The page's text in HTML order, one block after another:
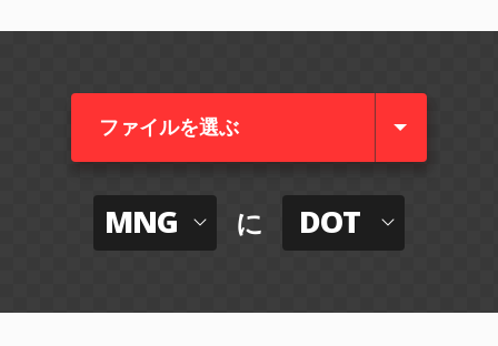
ファイルを選ぶ
MNG に DOT